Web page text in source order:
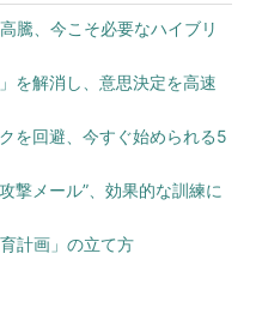
（クライアント側でマルチ
画再生などを高速化）
イ構成のサポート
Aero Glass（ウィンドウの
。
騰、今こそ必要なハイブリ
を解消し、意思決定を高速
を回避、今すぐ始められる5
撃メール”、効果的な訓練に
計画」の立て方